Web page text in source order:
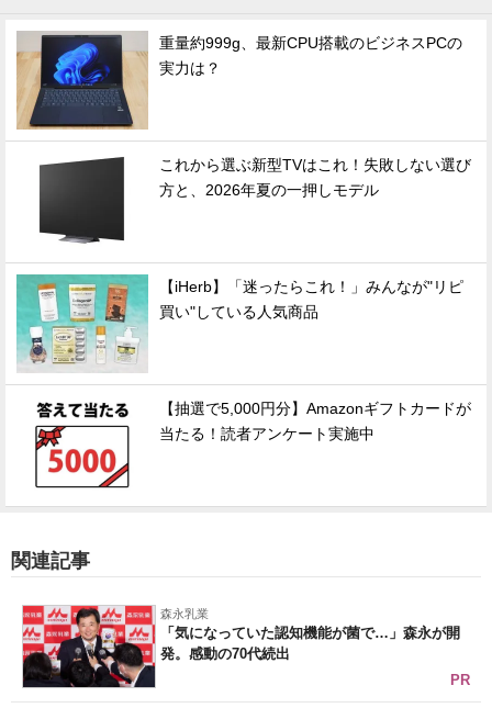
重量約999g、最新CPU搭載のビジネスPCの
実力は？
これから選ぶ新型TVはこれ！失敗しない選び
方と、2026年夏の一押しモデル
【iHerb】「迷ったらこれ！」みんなが"リピ
買い"している人気商品
【抽選で5,000円分】Amazonギフトカードが
当たる！読者アンケート実施中
関連記事
森永乳業
「気になっていた認知機能が菌で…」森永が開
発。感動の70代続出
PR